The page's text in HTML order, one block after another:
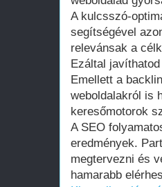
A kulcsszó-
segítségével
relevánsak a
Ezáltal
Emellett a
weboldalakról is
keresőmotorok
A SEO
eredmények.
megtervezni és
hamarabb